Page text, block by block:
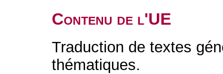
Contenu de l'UE
Traduction de textes
thématiques.